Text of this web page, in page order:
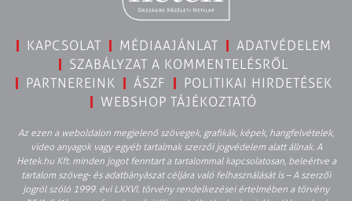
KAPCSOLAT MÉDIAAJÁNLAT
ADATVÉDELEM
SZABÁLYZAT A KOMMENTELÉSRŐL
PARTNEREINK
ÁSZF
POLITIKAI HIRDETÉSEK
WEBSHOP TÁJÉKOZTATÓ
Az ezen a weboldalon megjelenő szövegek, grafikák, képek, hangfelvételek,
video anyagok vagy egyéb tartalmak szerzői jogvédelem alatt állnak. A
Hetek.hu Kft. minden jogot fenntart a tartalommal kapcsolatosan, beleértve a
tartalom szöveg- és adatbányászat céljára való felhasználását is – A szerzői
jogról szóló 1999. évi LXXVI. törvény rendelkezései értelmében a törvény